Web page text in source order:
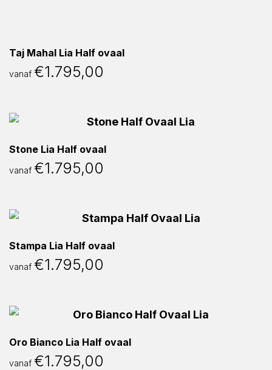
Taj Mahal Lia Half ovaal
vanaf €1.795,00
Stone Lia Half ovaal
vanaf €1.795,00
Stampa Lia Half ovaal
vanaf €1.795,00
Oro Bianco Lia Half ovaal
vanaf €1.795,00